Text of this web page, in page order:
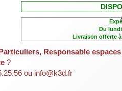
Du
Livraison offerte
Responsable
?
ou info@k3d.fr